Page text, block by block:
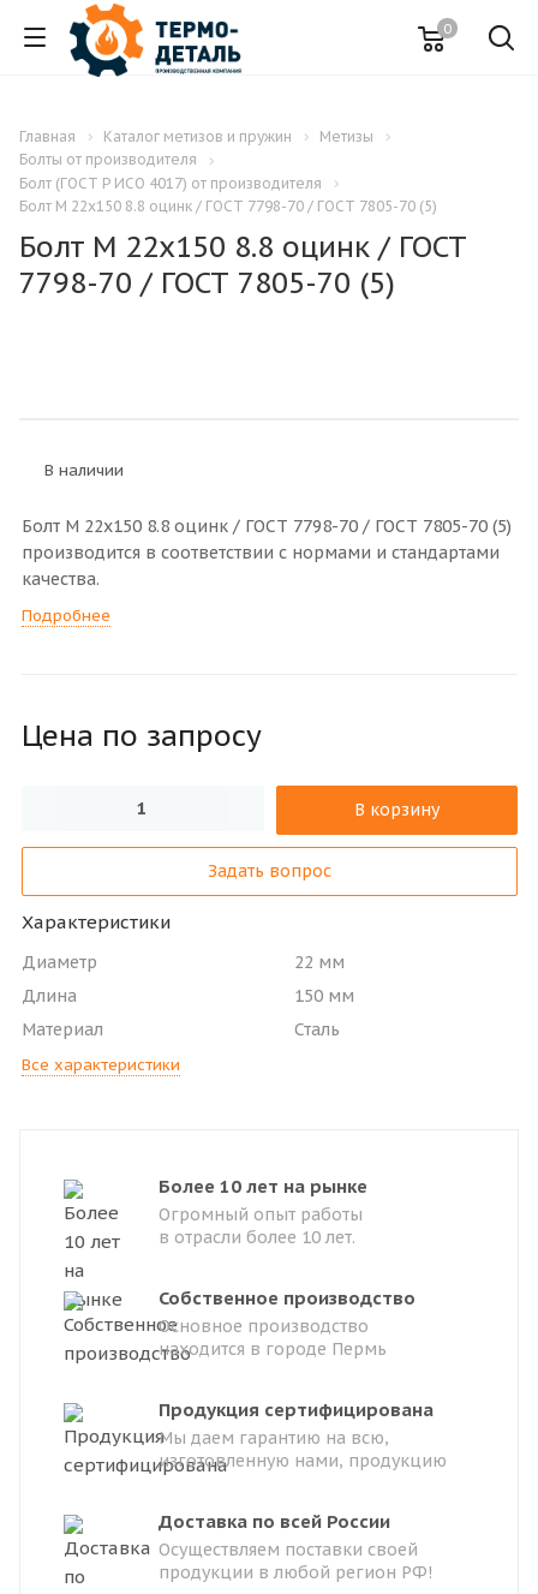
0
Главная Каталог метизов и пружин
Метизы
Болты от производителя
Болт (ГОСТ Р ИСО 4017) от производителя
Болт M 22x150 8.8 оцинк / ГОСТ 7798-70 / ГОСТ 7805-70 (5)
Болт M 22x150 8.8 оцинк / ГОСТ
7798-70 / ГОСТ 7805-70 (5)
В наличии
Болт M 22x150 8.8 оцинк / ГОСТ 7798-70 / ГОСТ 7805-70 (5)
производится в соответствии с нормами и стандартами
качества.
Подробнее
Цена по запросу
В корзину
Задать вопрос
Характеристики
Диаметр
22 мм
Длина
150 мм
Материал
Сталь
Все характеристики
Более 10 лет на рынке
Огромный опыт работы
в отрасли более 10 лет.
Собственное производство
Основное производство
находится в городе Пермь
Продукция сертифицирована
Мы даем гарантию на всю,
изготовленную нами, продукцию
Доставка по всей России
Осуществляем поставки своей
продукции в любой регион РФ!